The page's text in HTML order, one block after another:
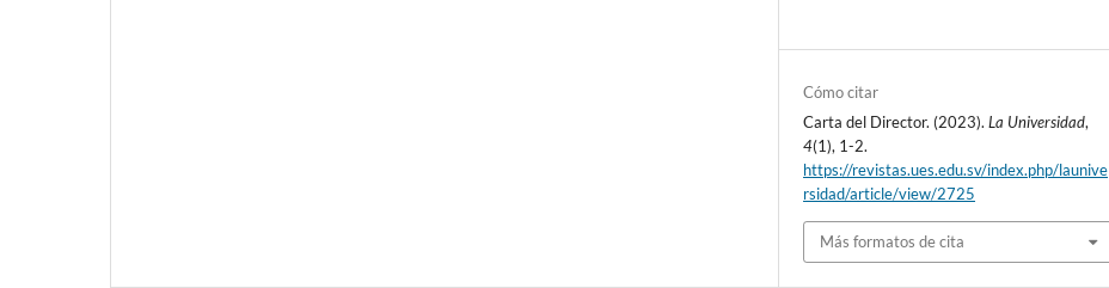
Cómo citar
Carta del Director. (2023).La Universidad,
4(1), 1-2.
https://revistas.ues.edu.sv/index.php/launive
rsidad/article/view/2725
Más formatos de cita